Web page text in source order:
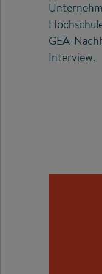
GEA-
Interview.